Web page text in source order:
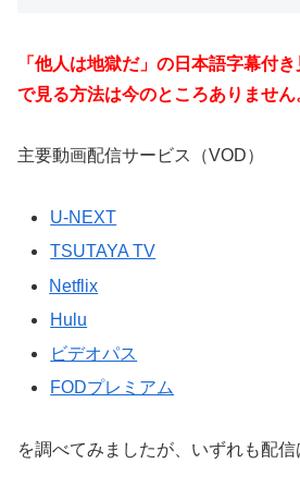
「他人は地獄だ」の日本語字幕付
で見る方法は今のところありません
主要動画配信サービス（VOD）
U-NEXT
TSUTAYA TV
Netflix
Hulu
ビデオパス
FODプレミアム
を調べてみましたが、いずれも配信